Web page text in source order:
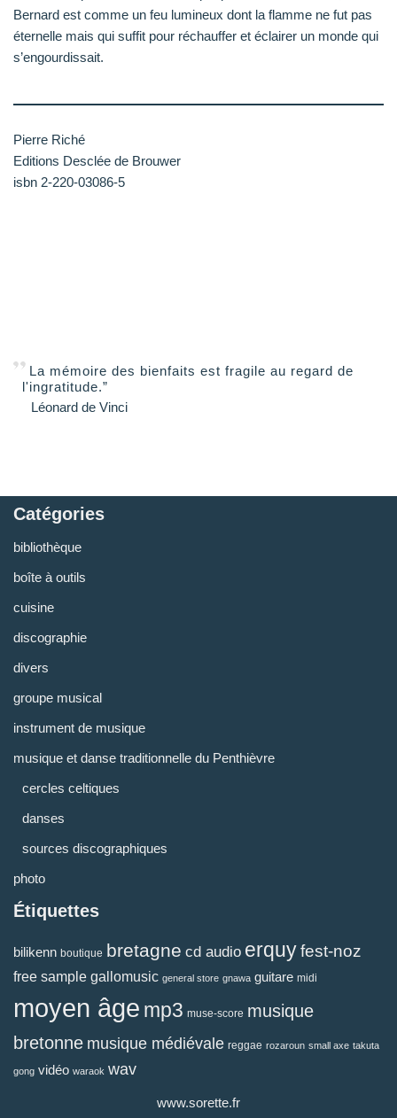
Bernard est comme un feu lumineux dont la flamme ne fut pas
éternelle mais qui suffit pour réchauffer et éclairer un monde qui
s’engourdissait.
Pierre Riché
Editions Desclée de Brouwer
isbn 2-220-03086-5
La mémoire des bienfaits est fragile au regard de
l'ingratitude.”
Léonard de Vinci
Catégories
bibliothèque
boîte à outils
cuisine
discographie
divers
groupe musical
instrument de musique
musique et danse traditionnelle du Penthièvre
cercles celtiques
danses
sources discographiques
photo
Étiquettes
bilikenn boutique bretagne cd audio erquyfest-noz
free sample gallomusic general store gnawa guitare midi
moyen âge mp3 muse-score musique
bretonne musique médiévale reggae rozaroun small axe takuta
gong vidéo waraok wav
www.sorette.fr